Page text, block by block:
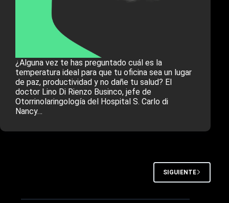
¿Alguna vez te has preguntado cuál es la
temperatura ideal para que tu oficina sea un lugar
de paz, productividad y no dañe tu salud? El
doctor Lino Di Rienzo Businco, jefe de
Otorrinolaringología del Hospital S. Carlo di
Nancy…
SIGUIENTE